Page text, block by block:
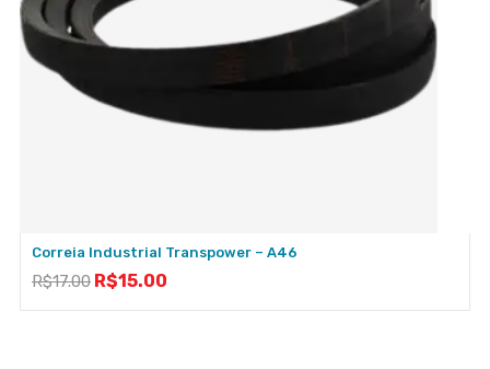
Correia Industrial Transpower – A46
R$17.00 R$15.00